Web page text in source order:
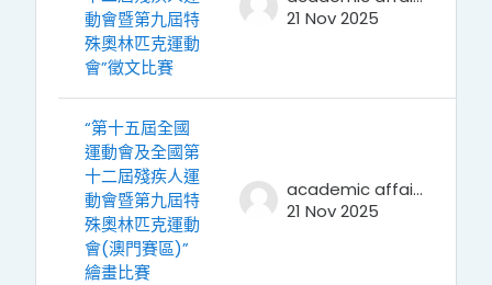
動會暨第九屆特
殊奧林匹克運動
會”徵文比賽
21 Nov 2025
“第十五屆全國
運動會及全國第
十二屆殘疾人運
動會暨第九屆特
殊奧林匹克運動
會(澳門賽區)”
繪畫比賽
academic affairs
21 Nov 2025